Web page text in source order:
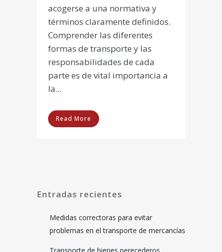
acogerse a una normativa y
términos claramente definidos.
Comprender las diferentes
formas de transporte y las
responsabilidades de cada
parte es de vital importancia a
la...
Read More
Entradas recientes
Medidas correctoras para evitar
problemas en el transporte de mercancías
Transporte de bienes perecederos